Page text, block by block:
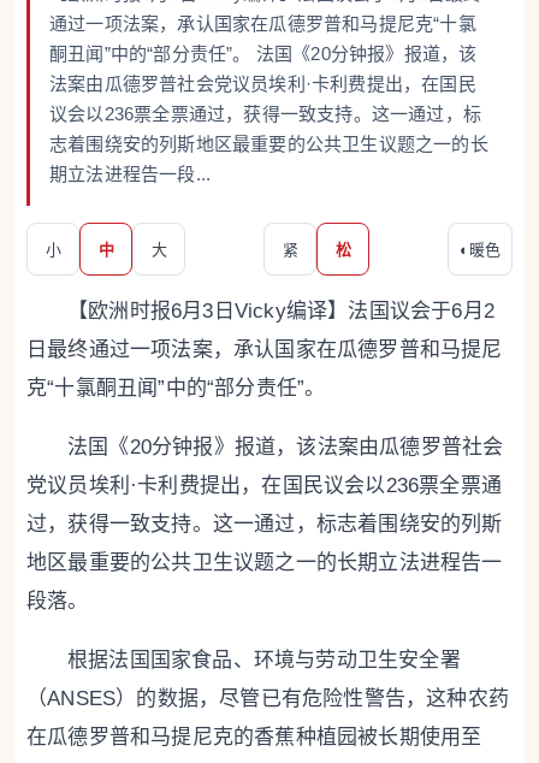
通过一项法案，承认国家在瓜德罗普和马提尼克“十氯
酮丑闻”中的“部分责任”。 法国《20分钟报》报道，该
法案由瓜德罗普社会党议员埃利·卡利费提出，在国民
议会以236票全票通过，获得一致支持。这一通过，标
志着围绕安的列斯地区最重要的公共卫生议题之一的长
期立法进程告一段...
小 中 大 紧 松 ◐ 暖色
【欧洲时报6月3日Vicky编译】法国议会于6月2
日最终通过一项法案，承认国家在瓜德罗普和马提尼
克“十氯酮丑闻”中的“部分责任”。
法国《20分钟报》报道，该法案由瓜德罗普社会
党议员埃利·卡利费提出，在国民议会以236票全票通
过，获得一致支持。这一通过，标志着围绕安的列斯
地区最重要的公共卫生议题之一的长期立法进程告一
段落。
根据法国国家食品、环境与劳动卫生安全署
（ANSES）的数据，尽管已有危险性警告，这种农药
在瓜德罗普和马提尼克的香蕉种植园被长期使用至